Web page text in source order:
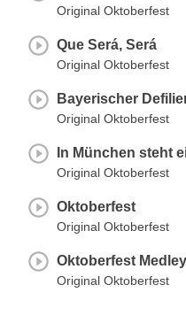
Original Oktoberfest
Que Será, Será
Original Oktoberfest
Bayerischer
Original Oktoberfest
In München steht
Original Oktoberfest
Oktoberfest
Original Oktoberfest
Oktoberfest Medley
Original Oktoberfest